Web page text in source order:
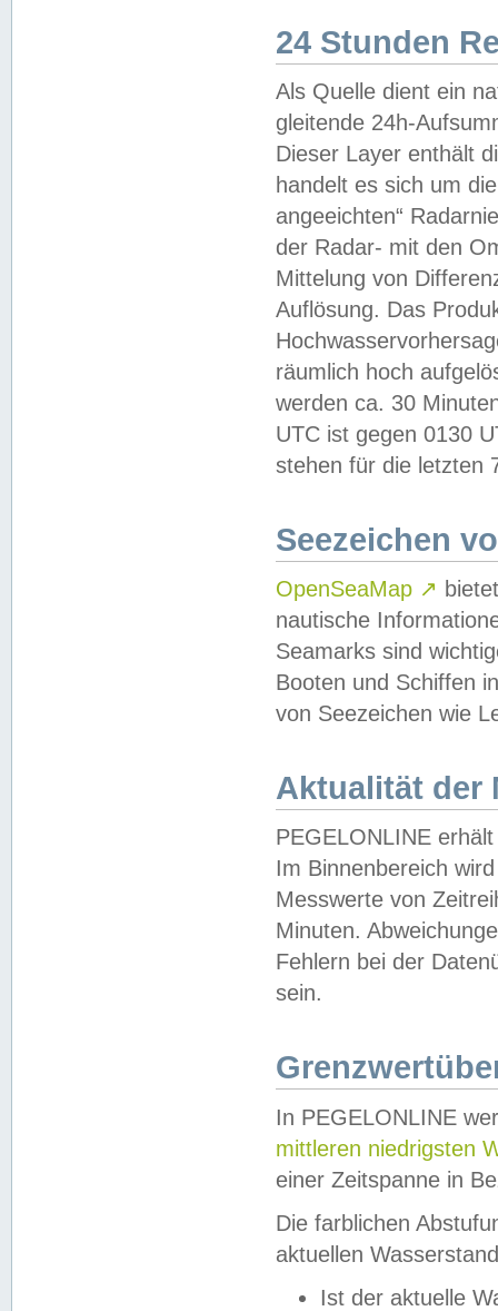
24 Stunden
Als Quelle dient ein
gleitende 24h-
Dieser Layer enthält
handelt es sich um
angeeichten“
der Radar- mit den
Mittelung von
Auflösung. Das
räumlich hoch
werden ca. 30
UTC ist gegen 0130
stehen für die letzten
Seezeichen
OpenSeaMap ↗
nautische
Seamarks sind
Booten und Schiffen
von Seezeichen wie
Aktualität der
PEGELONLINE
Im Binnenbereich
Messwerte von
Minuten.
Fehlern bei der
sein.
In PEGELONLINE
mittleren niedrigsten
einer Zeitspanne in
Die farblichen
aktuellen
Ist der aktuelle